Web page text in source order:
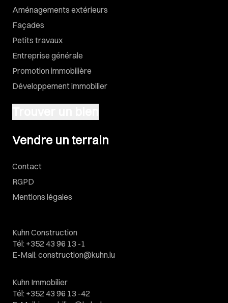
Aménagements extérieurs
Façades
Petits travaux
Entreprise générale
Promotion immobilière
Développement immobilier
Vendre un terrain
Contact
RGPD
Mentions légales
Kuhn Construction
Tél: +352 43 96 13 -1
E-Mail: construction@kuhn.lu
Kuhn Immobilier
Tél: +352 43 96 13 -42